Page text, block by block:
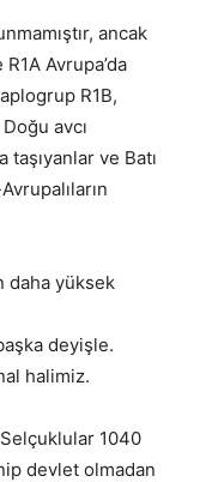
ancak
Avrupa’da
R1B,
avcı
taşıyanlar ve Batı
daha yüksek
deyişle.
halimiz.
1040
devlet olmadan